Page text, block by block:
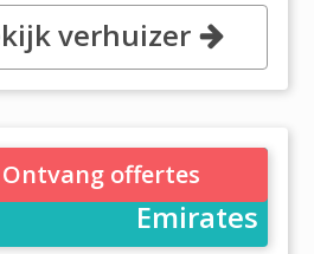
10 reviews
Investment park 1, Dubai
verhuizer
- United Arab
Emirates
Ontvang offertes